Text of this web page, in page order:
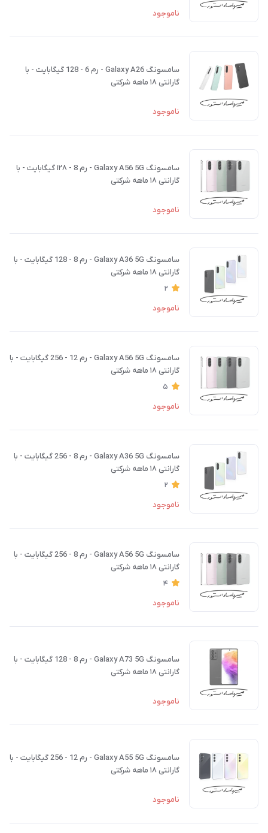
ناموجود
سامسونگ Galaxy A26 - رم 6 - 128 گیگابایت - با
گارانتی ۱۸ ماهه شرکتی
ناموجود
سامسونگ Galaxy A56 5G - رم 8 - ۱۲۸ گیگابایت - با
گارانتی ۱۸ ماهه شرکتی
ناموجود
سامسونگ Galaxy A36 5G - رم 8 - 128 گیگابایت - با
گارانتی ۱۸ ماهه شرکتی
2
ناموجود
سامسونگ Galaxy A56 5G - رم 12 - 256 گیگابایت - با
گارانتی ۱۸ ماهه شرکتی
5
ناموجود
سامسونگ Galaxy A36 5G - رم 8 - 256 گیگابایت - با
گارانتی ۱۸ ماهه شرکتی
2
ناموجود
سامسونگ Galaxy A56 5G - رم 8 - 256 گیگابایت - با
گارانتی ۱۸ ماهه شرکتی
4
ناموجود
سامسونگ Galaxy A73 5G - رم 8 - 128 گیگابایت - با
گارانتی ۱۸ ماهه شرکتی
ناموجود
سامسونگ Galaxy A55 5G - رم 12 - 256 گیگابایت - با
گارانتی ۱۸ ماهه شرکتی
ناموجود